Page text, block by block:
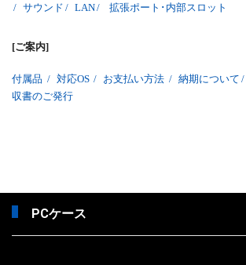
/ サウンド / LAN/ 拡張ポート･内部スロット
[ご案内]
付属品 / 対応OS / お支払い方法 / 納期について /
収書のご発行
PCケース